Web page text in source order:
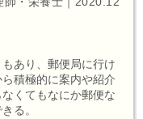
あり、郵便局に行け
積極的に案内や紹介
くてもなにか郵便な
る。